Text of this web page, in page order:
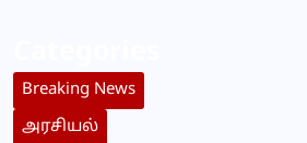
Breaking News
அரசியல்